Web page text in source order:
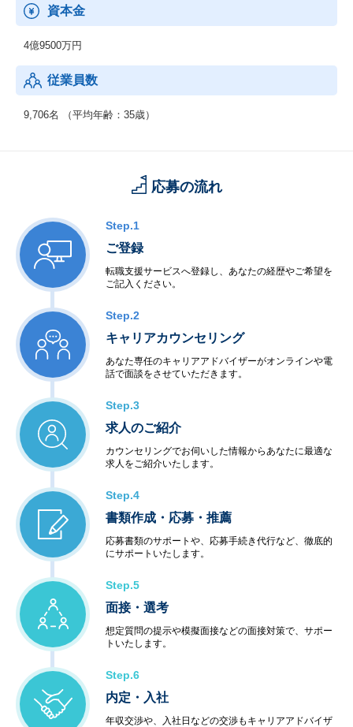
【男女比】
【年齢構成】
：20代：33％、30代：41％、40代以上：26％
【勤続年数】
：残業平均15.8時間、有給取得率90.0%、育休・産休取得率10
0％、復職率89％※男性も育児休暇取得実績があります。
資本金
4億9500万円
従業員数
9,706名 （平均年齢：35歳）
応募の流れ
Step.1
ご登録
転職支援サービスへ登録し、あなたの経歴やご希望を
ご記入ください。
Step.2
キャリアカウンセリング
あなた専任のキャリアアドバイザーがオンラインや電
話で面談をさせていただきます。
Step.3
求人のご紹介
カウンセリングでお伺いした情報からあなたに最適な
求人をご紹介いたします。
Step.4
書類作成・応募・推薦
応募書類のサポートや、応募手続き代行など、徹底的
にサポートいたします。
Step.5
面接・選考
想定質問の提示や模擬面接などの面接対策で、サポー
トいたします。
Step.6
内定・入社
年収交渉や、入社日などの交渉もキャリアアドバイザ